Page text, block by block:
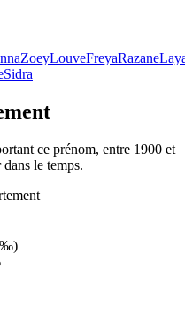
ZoeyLouveFreyaRazane
Sidra
ce prénom, entre 1900 et
le temps.